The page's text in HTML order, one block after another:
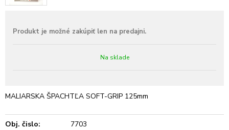
Na sklade
MALIARSKA ŠPACHTĽA SOFT-GRIP 125mm
Obj. čislo: 7703